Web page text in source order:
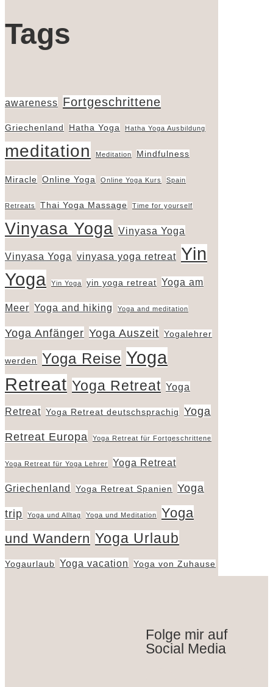
Tags
awareness Fortgeschrittene
Griechenland Hatha Yoga Hatha Yoga Ausbildung
meditation Meditation Mindfulness
Miracle Online Yoga Online Yoga Kurs Spain
Retreats Thai Yoga Massage Time for yourself
Vinyasa Yoga Vinyasa Yoga
Vinyasa Yoga vinyasa yoga retreat Yin
Yoga
Yin Yoga yin yoga retreat Yoga am
Meer Yoga and hiking Yoga and meditation
Yoga Anfänger Yoga Auszeit Yogalehrer
werden Yoga Reise Yoga
Retreat Yoga Retreat Yoga
Retreat Yoga Retreat deutschsprachig
Yoga
Retreat Europa
Yoga Retreat für Fortgeschrittene
Yoga Retreat für Yoga Lehrer Yoga Retreat
Griechenland Yoga Retreat Spanien
Yoga
trip
Yoga und Alltag Yoga und Meditation
Yoga
und Wandern Yoga Urlaub
Yogaurlaub Yoga vacation Yoga von Zuhause
Folge mir auf
Social Media